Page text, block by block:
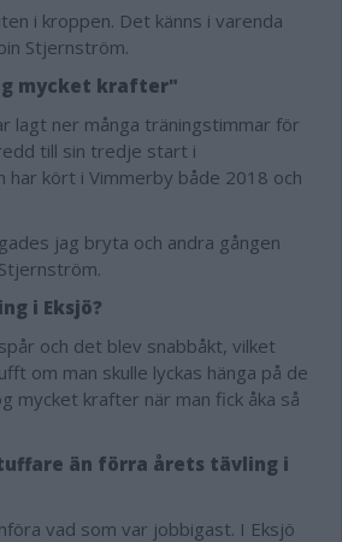
i kroppen. Det känns i varenda
Stjernström.
mycket krafter"
lagt ner många träningstimmar för
till sin tredje start i
har kört i Vimmerby både 2018 och
jag bryta och andra gången
i Eksjö?
och det blev snabbåkt, vilket
om man skulle lyckas hänga på de
mycket krafter när man fick åka så
än förra årets tävling i
vad som var jobbigast. I Eksjö